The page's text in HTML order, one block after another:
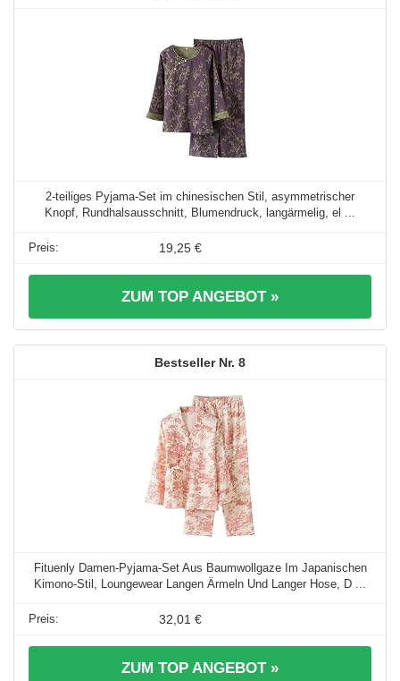
2-teiliges Pyjama-Set im chinesischen Stil, asymmetrischer
Knopf, Rundhalsausschnitt, Blumendruck, langärmelig, el ...
19,25 €
ZUM TOP ANGEBOT »
8
Fituenly Damen-Pyjama-Set Aus Baumwollgaze Im Japanischen
Kimono-Stil, Loungewear Langen Ärmeln Und Langer Hose, D ...
32,01 €
ZUM TOP ANGEBOT »